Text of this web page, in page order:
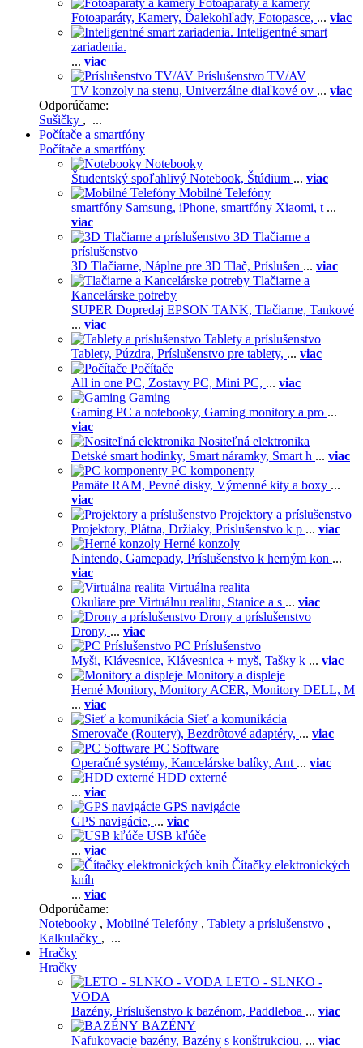
Fotoaparáty a kamery
Fotoaparáty, Kamery, Ďalekohľady, Fotopasce, ... viac
Inteligentné smart
zariadenia.
... viac
Príslušenstvo TV/AV
TV konzoly na stenu, Univerzálne diaľkové ov ... viac
Odporúčame:
Sušičky , ...
Počítače a smartfóny
Počítače a smartfóny
Notebooky
Študentský spoľahlivý Notebook, Štúdium ... viac
Mobilné Telefóny
smartfóny Samsung, iPhone, smartfóny Xiaomi, t ...
viac
3D Tlačiarne a
príslušenstvo
3D Tlačiarne, Náplne pre 3D Tlač, Príslušen ... viac
Tlačiarne a
Kancelárske potreby
SUPER Dopredaj EPSON TANK, Tlačiarne, Tankové
... viac
Tablety a príslušenstvo
Tablety, Púzdra, Príslušenstvo pre tablety, ... viac
Počítače
All in one PC, Zostavy PC, Mini PC, ... viac
Gaming
Gaming PC a notebooky, Gaming monitory a pro ...
viac
Nositeľná elektronika
Detské smart hodinky, Smart náramky, Smart h ... viac
PC komponenty
Pamäte RAM, Pevné disky, Výmenné kity a boxy ...
viac
Projektory a príslušenstvo
Projektory, Plátna, Držiaky, Príslušenstvo k p ... viac
Herné konzoly
Nintendo, Gamepady, Príslušenstvo k herným kon ...
viac
Virtuálna realita
Okuliare pre Virtuálnu realitu, Stanice a s ... viac
Drony a príslušenstvo
Drony, ... viac
PC Príslušenstvo
Myši, Klávesnice, Klávesnica + myš, Tašky k ... viac
Monitory a displeje
Herné Monitory, Monitory ACER, Monitory DELL, M
... viac
Sieť a komunikácia
Smerovače (Routery), Bezdrôtové adaptéry, ... viac
PC Software
Operačné systémy, Kancelárske balíky, Ant ... viac
HDD externé
... viac
GPS navigácie
GPS navigácie, ... viac
USB kľúče
... viac
Čítačky elektronických
kníh
... viac
Odporúčame:
Notebooky , Mobilné Telefóny , Tablety a príslušenstvo ,
Kalkulačky , ...
Hračky
Hračky
LETO - SLNKO -
VODA
Bazény, Príslušenstvo k bazénom, Paddleboa ... viac
BAZÉNY
Nafukovacie bazény, Bazény s konštrukciou, ... viac